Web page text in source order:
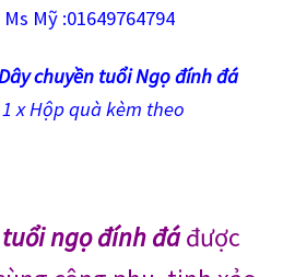
Ms Mỹ :01649764794
chuyền tuổi Ngọ đính đá
x Hộp quà kèm theo
ngọ đính đá được